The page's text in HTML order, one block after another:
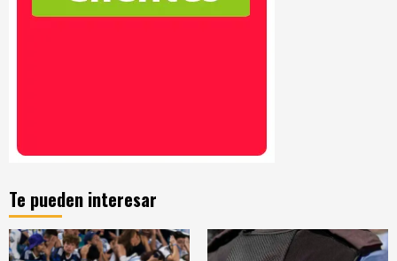
Te pueden interesar